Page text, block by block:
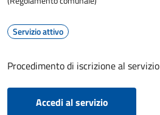
Servizio attivo
Procedimento di iscrizione al servizio
Accedi al servizio